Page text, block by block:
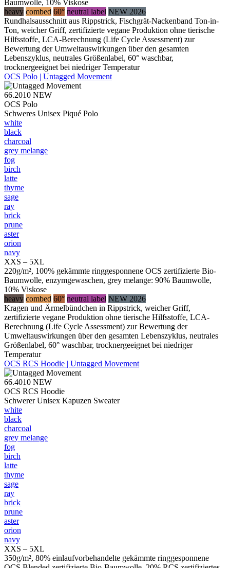
Baumwolle, 10% Viskose
heavy combed 60° neutral label NEW 2026
Rundhalsausschnitt aus Rippstrick, Fischgrät-Nackenband Ton-in-
Ton, weicher Griff, zertifizierte vegane Produktion ohne tierische
Hilfsstoffe, LCA-Berechnung (Life Cycle Assessment) zur
Bewertung der Umweltauswirkungen über den gesamten
Lebenszyklus, neutrales Größenlabel, 60° waschbar,
trocknergeeignet bei niedriger Temperatur
OCS Polo | Untagged Movement
66.2010 NEW
OCS Polo
Schweres Unisex Piqué Polo
white
black
charcoal
grey melange
fog
birch
latte
thyme
sage
ray
brick
prune
aster
orion
navy
XXS – 5XL
220g/m², 100% gekämmte ringgesponnene OCS zertifizierte Bio-
Baumwolle, enzymgewaschen, grey melange: 90% Baumwolle,
10% Viskose
heavy combed 60° neutral label NEW 2026
Kragen und Ärmelbündchen in Rippstrick, weicher Griff,
zertifizierte vegane Produktion ohne tierische Hilfsstoffe, LCA-
Berechnung (Life Cycle Assessment) zur Bewertung der
Umweltauswirkungen über den gesamten Lebenszyklus, neutrales
Größenlabel, 60° waschbar, trocknergeeignet bei niedriger
Temperatur
OCS RCS Hoodie | Untagged Movement
66.4010 NEW
OCS RCS Hoodie
Schwerer Unisex Kapuzen Sweater
white
black
charcoal
grey melange
fog
birch
latte
thyme
sage
ray
brick
prune
aster
orion
navy
XXS – 5XL
350g/m², 80% einlaufvorbehandelte gekämmte ringgesponnene